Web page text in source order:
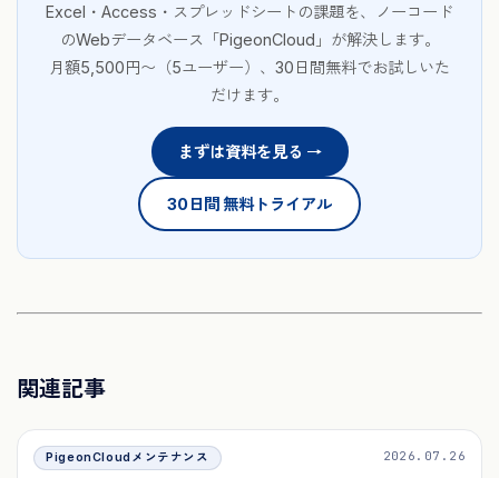
Excel・Access・スプレッドシートの課題を、ノーコード
のWebデータベース「PigeonCloud」が解決します。
月額5,500円〜（5ユーザー）、30日間無料でお試しいた
だけます。
まずは資料を見る →
30日間 無料トライアル
関連記事
PigeonCloudメンテナンス 2026.07.26